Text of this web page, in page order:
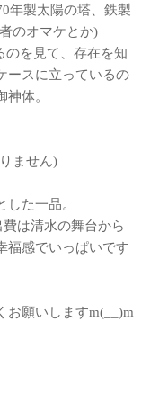
年製太陽の塔、鉄製
のオマケとか)
のを見て、存在を知
ースに立っているの
体。
ません)
た一品。
は清水の舞台から
福感でいっぱいです
お願いしますm(__)m